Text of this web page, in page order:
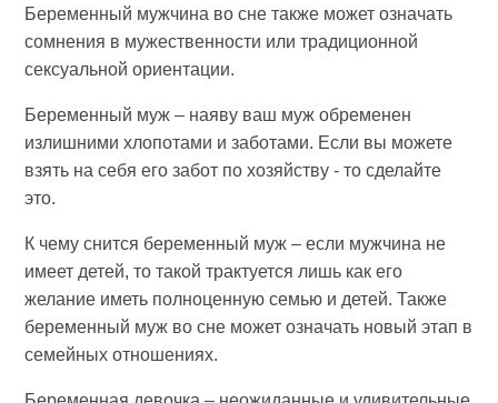
Беременный мужчина во сне также может означать
сомнения в мужественности или традиционной
сексуальной ориентации.
Беременный муж – наяву ваш муж обременен
излишними хлопотами и заботами. Если вы можете
взять на себя его забот по хозяйству - то сделайте
это.
К чему снится беременный муж – если мужчина не
имеет детей, то такой трактуется лишь как его
желание иметь полноценную семью и детей. Также
беременный муж во сне может означать новый этап в
семейных отношениях.